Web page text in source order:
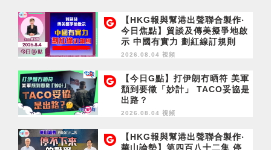
【HKG報與幫港出聲聯合製作‧
今日焦點】貿談及傳美擬爭地啟
示 中國有實力 劃紅線訂規則
2026.08.04 視頻
【今日G點】打伊朗冇晒符 美軍
頹到要徵「妙計」 TACO妥協是
出路？
2026.08.04 視頻
【HKG報與幫港出聲聯合製作‧
華山論勢】第四百八十二集 停